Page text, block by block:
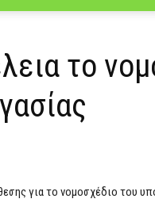
το
για το νομοσχέδιο του